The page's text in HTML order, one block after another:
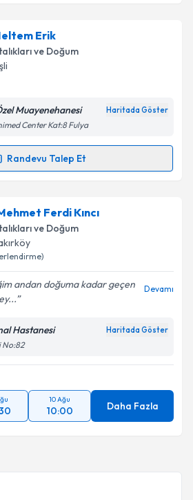
Erik
ve Doğum
Muayenehanesi Haritada Göster
Center Kat:8 Fulya
Randevu Talep Et
Talebi
Erikiçin randevu takvimi talebi
uzmandan randevu almanız için bir
e-posta ile bilgilendireceğiz.
işlenmesine ilişkin
Aydınlatma
ve kişisel verilerimin belirtilen
kabul ediyorum.
Talebini Gönder
Ferdi Kıncı
ve Doğum
andan doğuma kadar geçen
Devamı
Hastanesi Haritada Göster
No:82
10 Ağu
10:00 Daha Fazla